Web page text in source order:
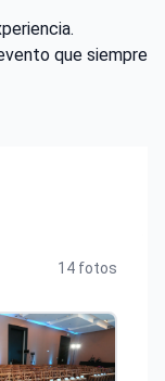
que siempre
14 fotos